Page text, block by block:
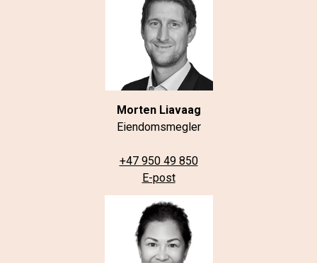
Eiendomsmegler
+47 950 49 850
E-post